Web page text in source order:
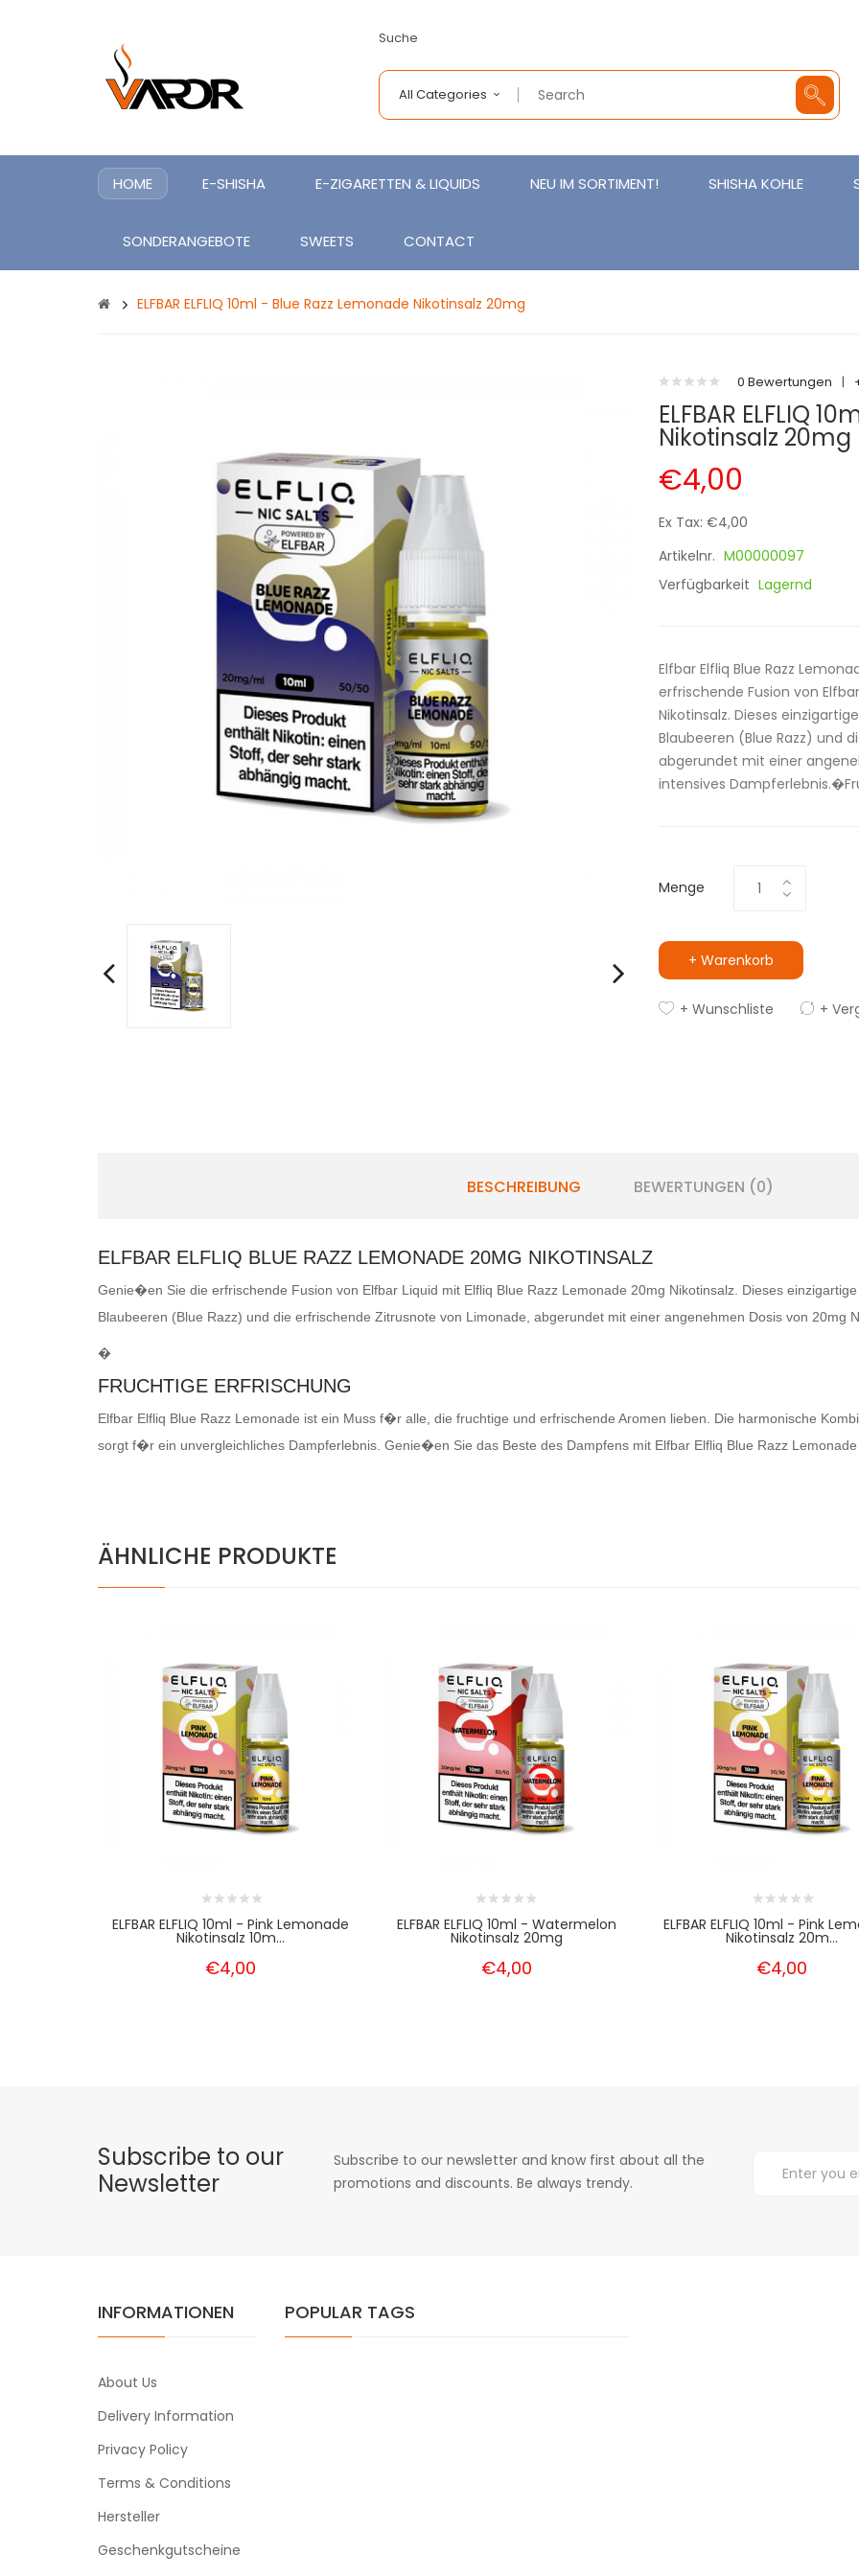
Suche
All Categories
HOME E-SHISHA E-ZIGARETTEN & LIQUIDS NEU IM SORTIMENT! SHISHA KOHLE
SONDERANGEBOTE SWEETS CONTACT
ELFBAR ELFLIQ 10ml - Blue Razz Lemonade Nikotinsalz 20mg
0 Bewertungen |
ELFBAR ELFLIQ
Nikotinsalz 20mg
€4,00
Ex Tax: €4,00
Artikelnr. M00000097
Verfügbarkeit Lagernd
Elfbar Elfliq Blue Razz
erfrischende Fusion von
Nikotinsalz. Dieses
Blaubeeren (Blue Razz) und
abgerundet mit einer
intensives
Menge
+ Warenkorb
+ Wunschliste +
BESCHREIBUNG BEWERTUNGEN (0)
ELFBAR ELFLIQ BLUE RAZZ LEMONADE 20MG NIKOTINSALZ
Genie�en Sie die erfrischende Fusion von Elfbar Liquid mit Elfliq Blue Razz Lemonade 20mg Nikotinsalz. Dieses
Blaubeeren (Blue Razz) und die erfrischende Zitrusnote von Limonade, abgerundet mit einer angenehmen Dosis von 20mg
�
FRUCHTIGE ERFRISCHUNG
Elfbar Elfliq Blue Razz Lemonade ist ein Muss f�r alle, die fruchtige und erfrischende Aromen lieben. Die harmonische
sorgt f�r ein unvergleichliches Dampferlebnis. Genie�en Sie das Beste des Dampfens mit Elfbar Elfliq Blue Razz Lemonade
ÄHNLICHE PRODUKTE
ELFBAR ELFLIQ 10ml - Pink Lemonade
Nikotinsalz 10m...
€4,00
ELFBAR ELFLIQ 10ml - Watermelon
Nikotinsalz 20mg
€4,00
ELFBAR ELFLIQ 10ml - Pink
Nikotinsalz 20m...
€4,00
Subscribe to our
Newsletter
Subscribe to our newsletter and know first about all the
promotions and discounts. Be always trendy.
INFORMATIONEN
About Us
Delivery Information
Privacy Policy
Terms & Conditions
Hersteller
Geschenkgutscheine
POPULAR TAGS